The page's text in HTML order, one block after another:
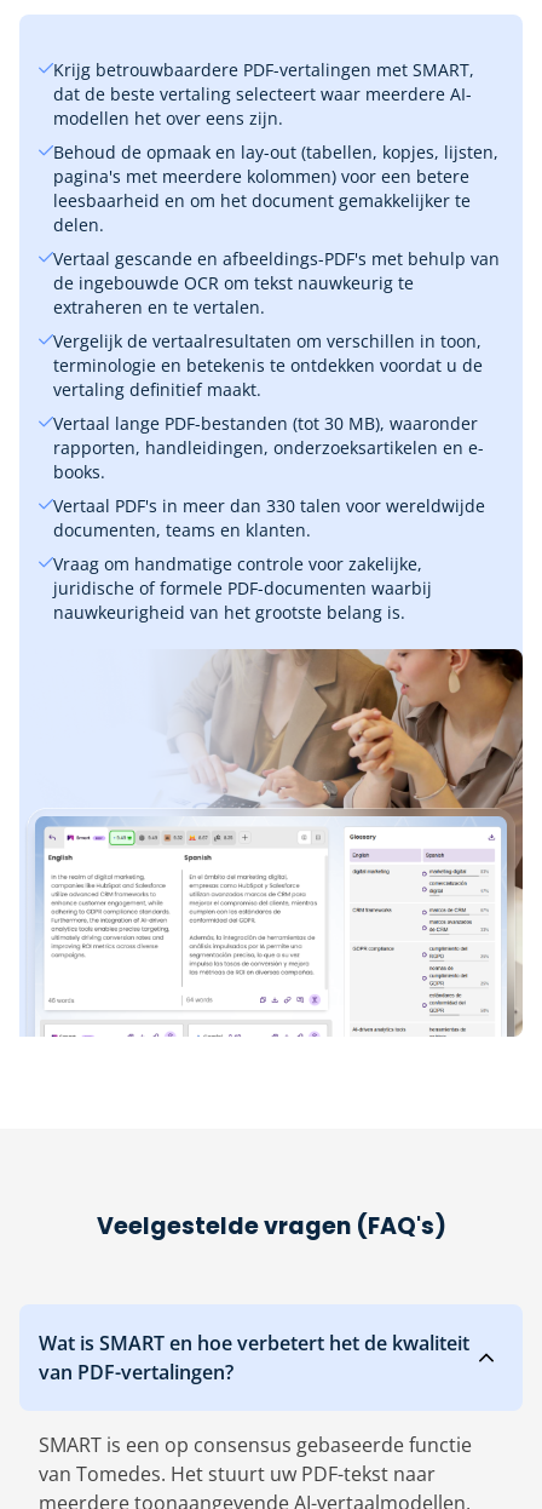
Krijg betrouwbaardere PDF-vertalingen met SMART,
dat de beste vertaling selecteert waar meerdere AI-
modellen het over eens zijn.
Behoud de opmaak en lay-out (tabellen, kopjes, lijsten,
pagina's met meerdere kolommen) voor een betere
leesbaarheid en om het document gemakkelijker te
delen.
Vertaal gescande en afbeeldings-PDF's met behulp van
de ingebouwde OCR om tekst nauwkeurig te
extraheren en te vertalen.
Vergelijk de vertaalresultaten om verschillen in toon,
terminologie en betekenis te ontdekken voordat u de
vertaling definitief maakt.
Vertaal lange PDF-bestanden (tot 30 MB), waaronder
rapporten, handleidingen, onderzoeksartikelen en e-
books.
Vertaal PDF's in meer dan 330 talen voor wereldwijde
documenten, teams en klanten.
Vraag om handmatige controle voor zakelijke,
juridische of formele PDF-documenten waarbij
nauwkeurigheid van het grootste belang is.
Veelgestelde vragen (FAQ's)
Wat is SMART en hoe verbetert het de kwaliteit
van PDF-vertalingen?
SMART is een op consensus gebaseerde functie
van Tomedes. Het stuurt uw PDF-tekst naar
meerdere toonaangevende AI-vertaalmodellen,